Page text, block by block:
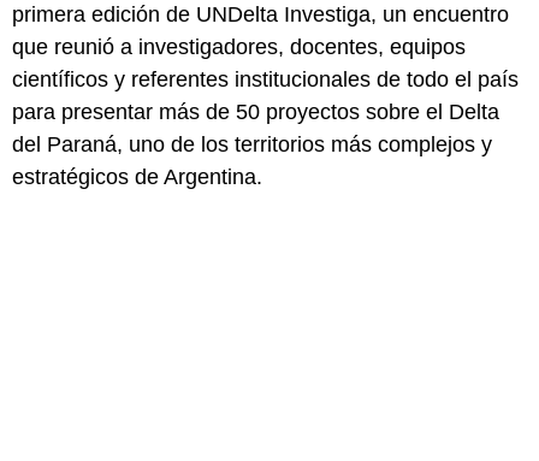
primera edición de UNDelta Investiga, un encuentro
que reunió a investigadores, docentes, equipos
científicos y referentes institucionales de todo el país
para presentar más de 50 proyectos sobre el Delta
del Paraná, uno de los territorios más complejos y
estratégicos de Argentina.